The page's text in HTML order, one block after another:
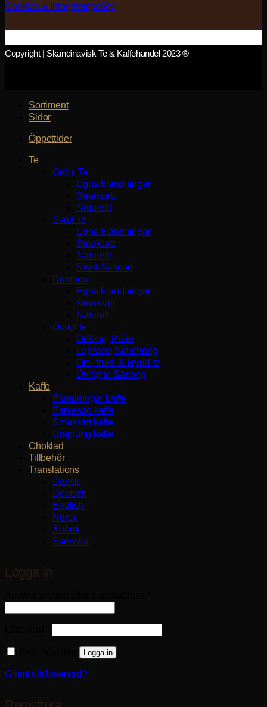
Cookies & Integritetspolicy
Copyright | Skandinavisk Te & Kaffehandel 2023 ®
Sortiment
Sidor
Öppettider
Te
Grönt Te
Egna blandningar
Smaksatt
Naturellt
Svart Te
Egna blandningar
Smaksatt
Naturellt
Svart-Säsong
Rooibos
Egna blandningar
Smaksatt
Naturell
Övrigt te
Oolong, Pu`er
Lapsang Souchong
Ört-, frukt- & krydd-te
Övrigt te-Säsong
Kaffe
Blandningar kaffe
Espresso kaffe
Smaksatt kaffe
Ursprung kaffe
Choklad
Tillbehör
Translations
Dansk
Deutsch
English
Norsk
Suomi
Svenska
Logga in
Logga in
Glömt ditt lösenord?